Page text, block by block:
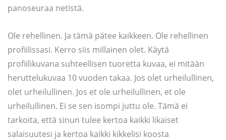
panoseuraa netistä.
Ole rehellinen. Ja tämä pätee kaikkeen. Ole rehellinen
profiilissasi. Kerro siis millainen olet. Käytä
profiilikuvana suhteellisen tuoretta kuvaa, ei mitään
heruttelukuvaa 10 vuoden takaa. Jos olet urheilullinen,
olet urheilullinen. Jos et ole urheilullinen, et ole
urheilullinen. Ei se sen isompi juttu ole. Tämä ei
tarkoita, että sinun tulee kertoa kaikki likaiset
salaisuutesi ja kertoa kaikki kikkelisi koosta